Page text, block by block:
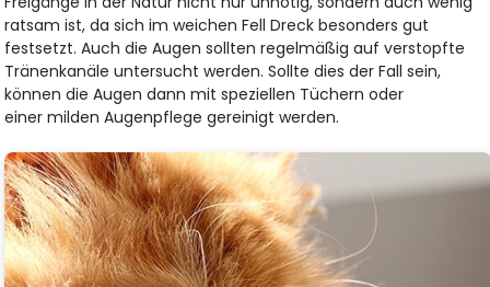
ratsam ist, da sich im weichen Fell Dreck besonders gut
festsetzt. Auch die Augen sollten regelmäßig auf verstopfte
Tränenkanäle untersucht werden. Sollte dies der Fall sein,
können die Augen dann mit speziellen Tüchern oder
einer milden Augenpflege gereinigt werden.